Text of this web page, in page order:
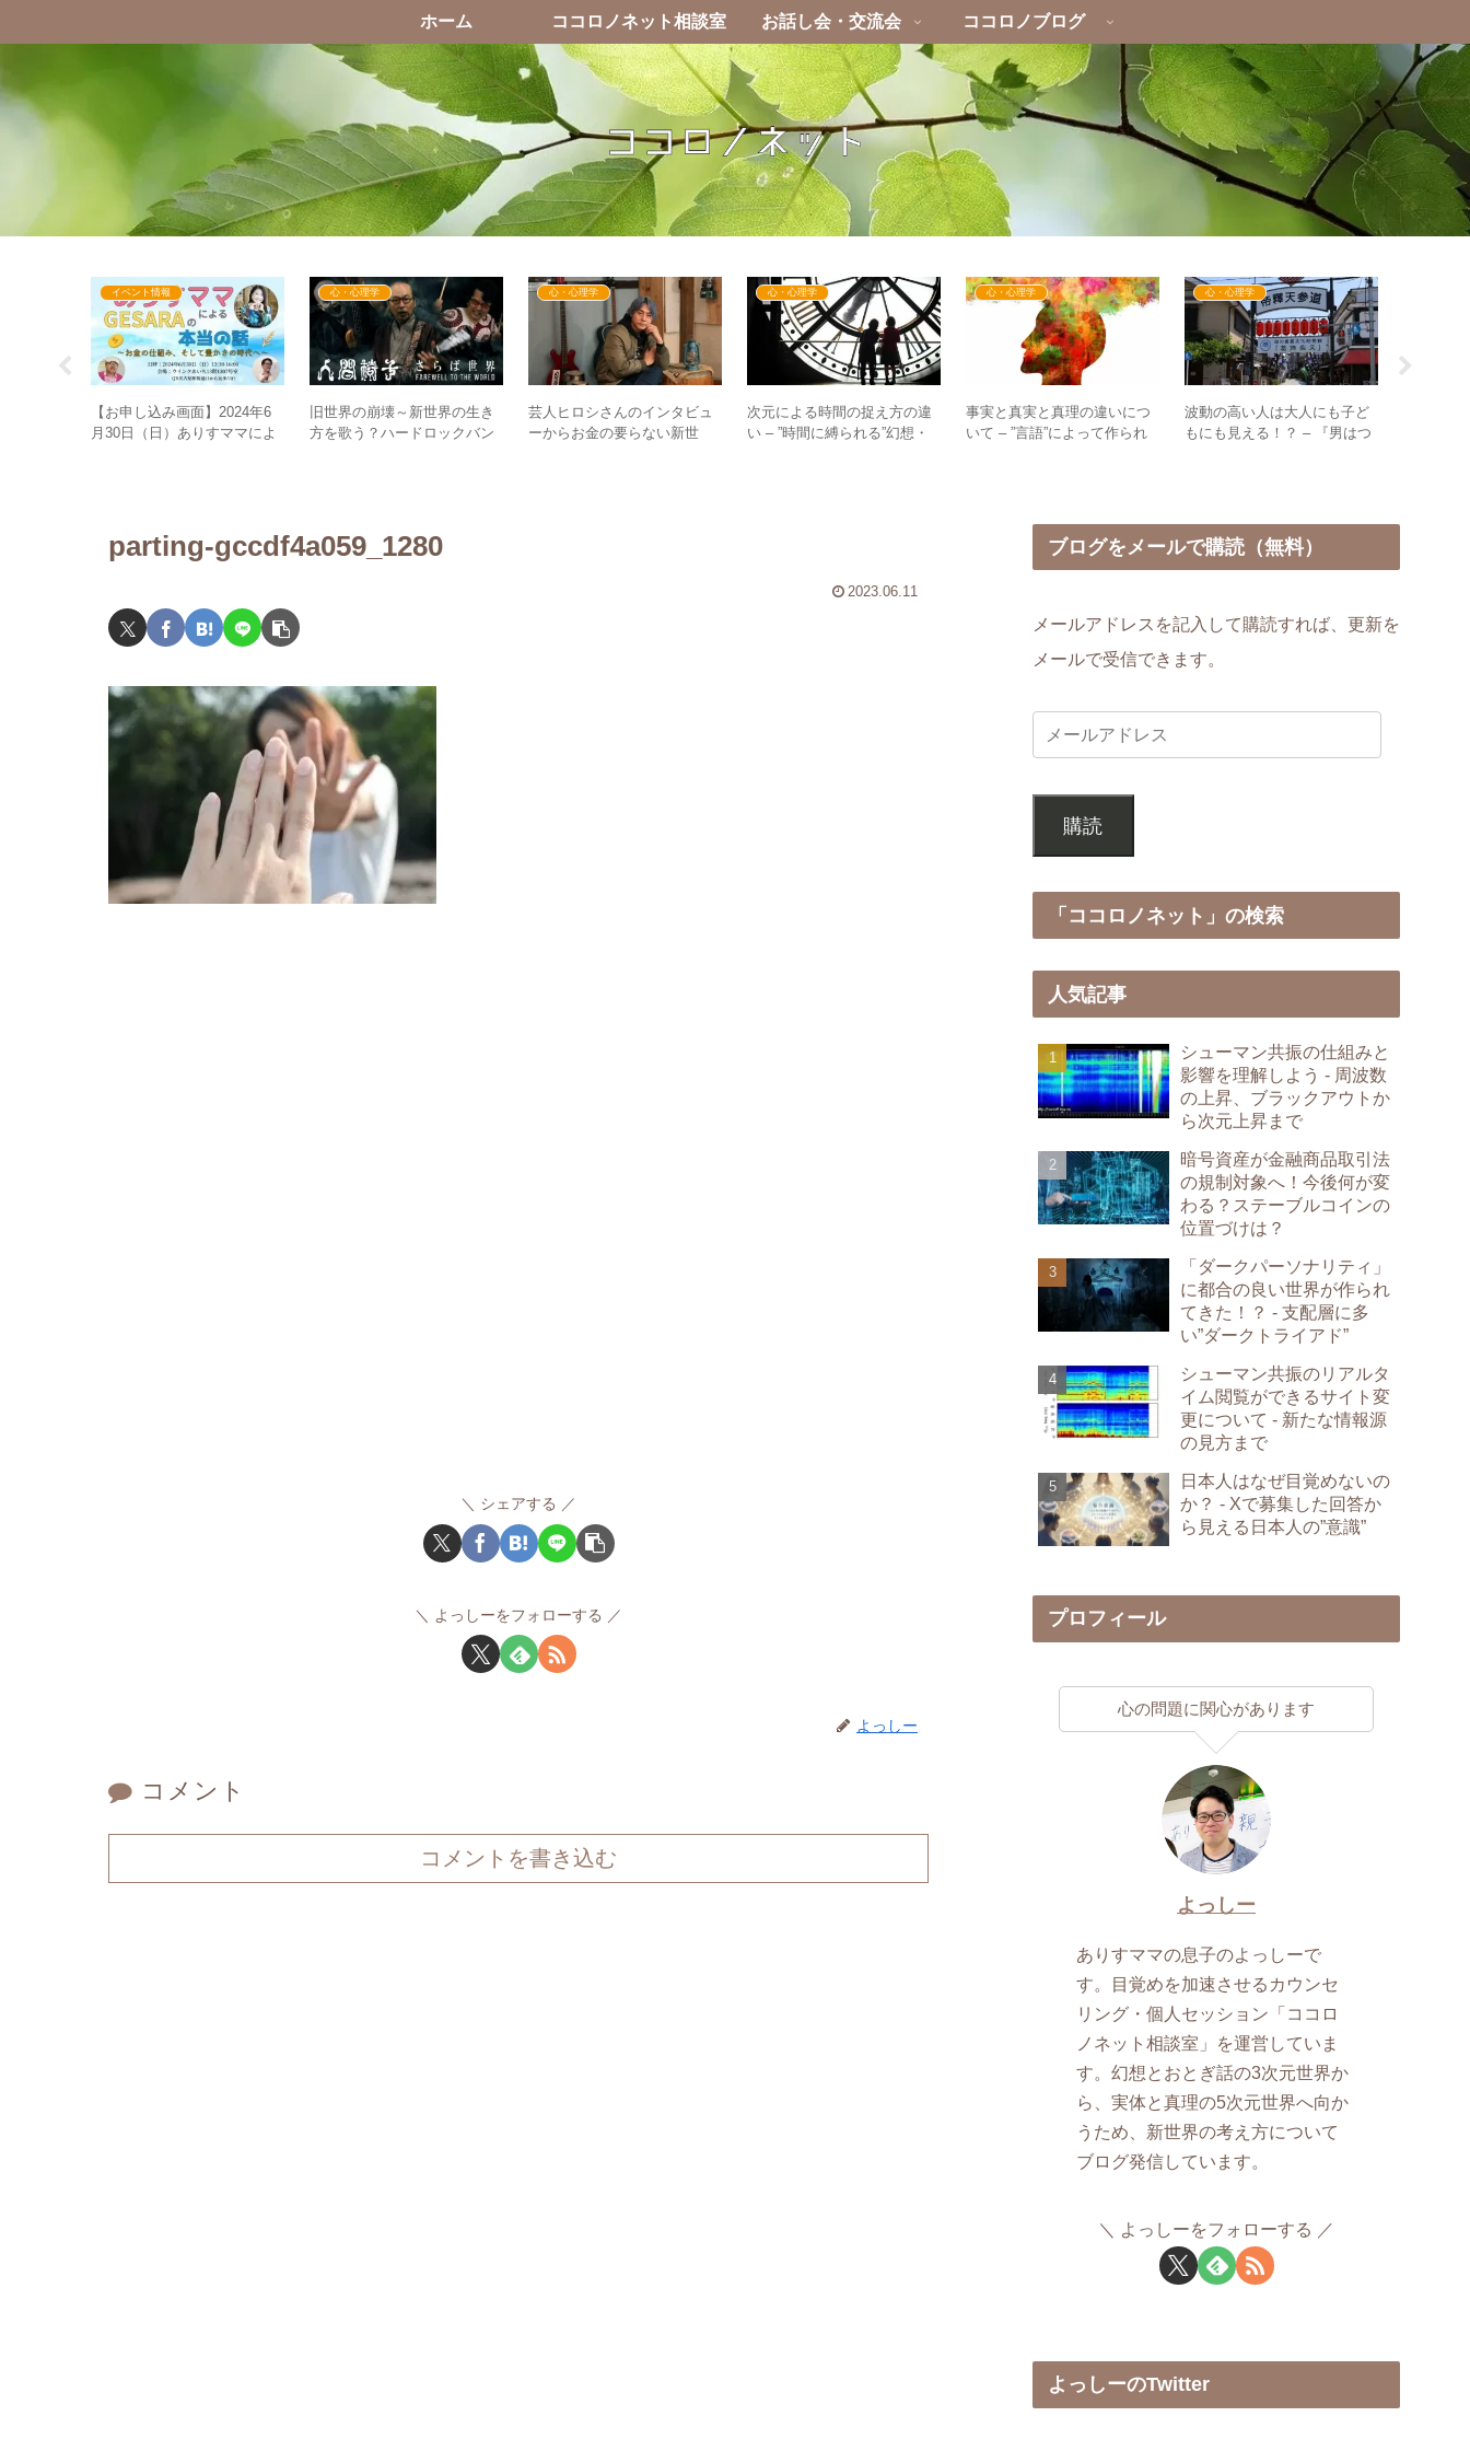
ホーム ココロノネット相談室 お話し会・交流会 ココロノブログ
イベント情報
【お申し込み画面】2024年6
月30日（日）ありすママによ
心・心理学
旧世界の崩壊～新世界の生き
方を歌う？ハードロックバン
心・心理学
芸人ヒロシさんのインタビュ
ーからお金の要らない新世
心・心理学
次元による時間の捉え方の違
い – ”時間に縛られる”幻想・
心・心理学
事実と真実と真理の違いにつ
いて – ”言語”によって作られ
心・心理学
波動の高い人は大人にも子ど
もにも見える！？ – 『男はつ
parting-gccdf4a059_1280
2023.06.11
シェアする
よっしーをフォローする
よっしー
コメント
コメントを書き込む
ブログをメールで購読（無料）
メールアドレスを記入して購読すれば、更新を
メールで受信できます。
購読
「ココロノネット」の検索
人気記事
シューマン共振の仕組みと
影響を理解しよう - 周波数
の上昇、ブラックアウトか
ら次元上昇まで
暗号資産が金融商品取引法
の規制対象へ！今後何が変
わる？ステーブルコインの
位置づけは？
「ダークパーソナリティ」
に都合の良い世界が作られ
てきた！？ - 支配層に多
い”ダークトライアド”
シューマン共振のリアルタ
イム閲覧ができるサイト変
更について - 新たな情報源
の見方まで
日本人はなぜ目覚めないの
か？ - Xで募集した回答か
ら見える日本人の”意識”
プロフィール
心の問題に関心があります
よっしー
ありすママの息子のよっしーで
す。目覚めを加速させるカウンセ
リング・個人セッション「ココロ
ノネット相談室」を運営していま
す。幻想とおとぎ話の3次元世界か
ら、実体と真理の5次元世界へ向か
うため、新世界の考え方について
ブログ発信しています。
よっしーをフォローする
よっしーのTwitter